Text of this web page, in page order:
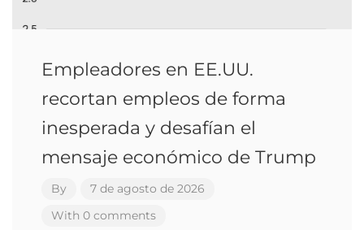
Empleadores en EE.UU.
recortan empleos de forma
inesperada y desafían el
mensaje económico de Trump
By
7 de agosto de 2026
With 0 comments